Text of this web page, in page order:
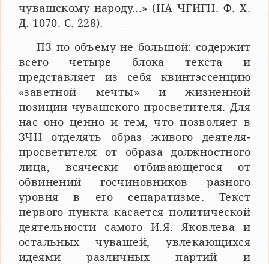
чувашскому народу...» (НА ЧГИГН. Ф. X.
Д. 1070. C. 228).
ПЗ по объему не большой: содержит
всего четыре блока текста и
представляет из себя квинтэссенцию
«заветной мечты» и жизненной
позиции чувашского просветителя. Для
нас оно ценно и тем, что позволяет в
ЗЧН отделять образ живого деятеля-
просветителя от образа должностного
лица, всячески отбивающегося от
обвинений госчиновников разного
уровня в его сепаратизме. Текст
первого пункта касается политической
деятельности самого И.Я. Яковлева и
остальных чувашей, увлекающихся
идеями различных партий и